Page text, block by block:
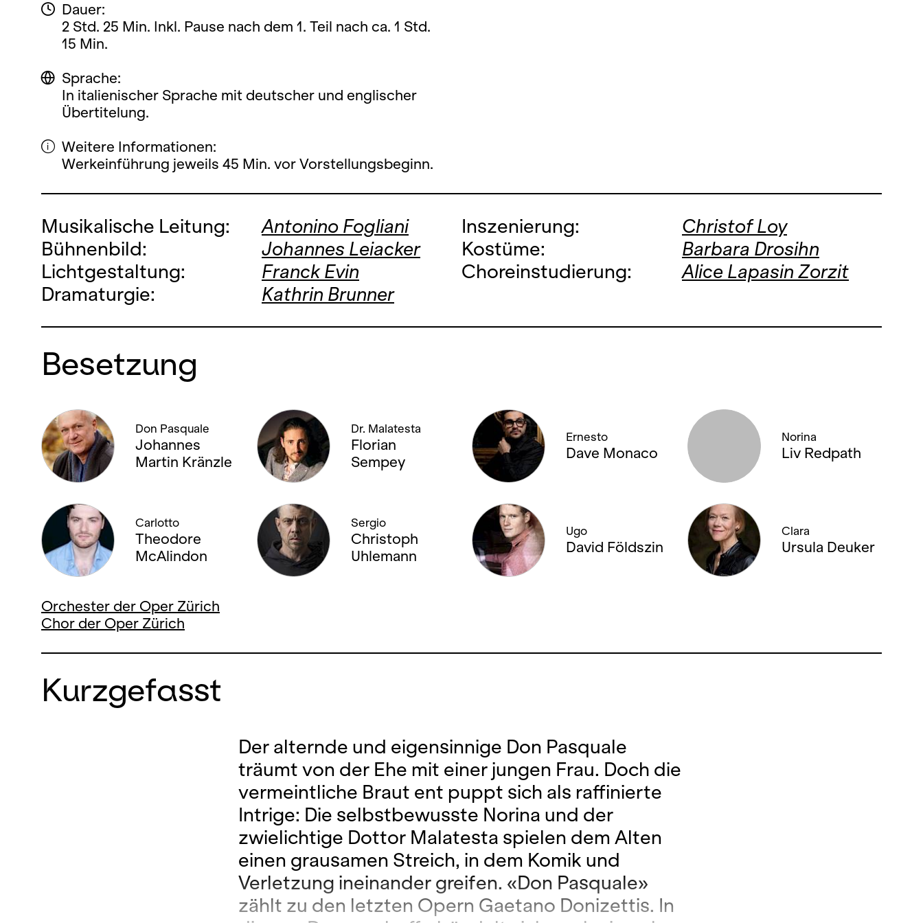
Dauer:
2 Std. 25 Min. Inkl. Pause nach dem 1. Teil nach ca. 1 Std.
15 Min.
Sprache:
In italienischer Sprache mit deutscher und englischer
Übertitelung.
Weitere Informationen:
Werkeinführung jeweils 45 Min. vor Vorstellungsbeginn.
Musikalische Leitung: Antonino Fogliani Inszenierung:
Christof Loy
Bühnenbild:
Johannes Leiacker Kostüme:
Barbara Drosihn
Lichtgestaltung:
Franck Evin Choreinstudierung:
Alice Lapasin Zorzit
Dramaturgie:
Kathrin Brunner
Besetzung
Don Pasquale
Johannes
Martin Kränzle
Dr. Malatesta
Florian
Sempey
Ernesto
Dave Monaco
Norina
Liv Redpath
Carlotto
Theodore
McAlindon
Sergio
Christoph
Uhlemann
Ugo
David Földszin
Clara
Ursula Deuker
Orchester der Oper Zürich
Chor der Oper Zürich
Kurzgefasst
Der alternde und eigensinnige Don Pasquale
träumt von der Ehe mit einer jungen Frau. Doch die
vermeintliche Braut ent puppt sich als raffinierte
Intrige: Die selbstbewusste Norina und der
zwielichtige Dottor Malatesta spielen dem Alten
einen grausamen Streich, in dem Komik und
Verletzung ineinander greifen. «Don Pasquale»
zählt zu den letzten Opern Gaetano Donizettis. In